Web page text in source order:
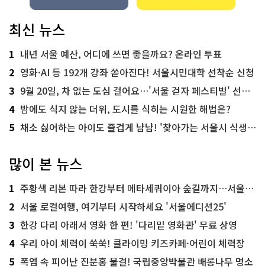
최신 뉴스
1 내년 서울 예산, 어디에 쓰면 좋을까요? 온라인 투표
2 영화·AI 등 192개 강좌 쏟아진다! 서울시민대학 선착순 신청
3 9월 20일, 차 없는 도심 걸어요…'서울 걷자 페스티벌' 선착순 5천명
4 밤에도 식지 않는 더위, 도시를 식히는 시원한 해법은?
5 채소 싫어하는 아이도 즐겁게 냠냠! '찾아가는 서울시 식생활 교육' 현장
많이 본 뉴스
1 주황색 리본 따라 한강부터 메타세쿼이아 숲길까지…서울둘레길 15코스
2 서울 로컬여행, 여기부터 시작하세요 '서울에디션25'
3 한강 다리 아래서 영화 한 편! '다리밑 영화관' 무료 상영
4 우리 아이 체력이 쑥쑥! 클라이밍 키즈카페·어린이 체력장
5 폭염 속 피어난 진분홍 물결! 국립중앙박물관 배롱나무 명소